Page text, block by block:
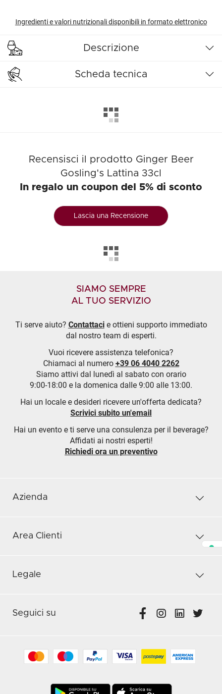
Ingredienti e valori nutrizionali disponibili in formato elettronico
Descrizione
Scheda tecnica
Recensisci il prodotto Ginger Beer
Gosling's Lattina 33cl
In regalo un coupon del 5% di sconto
Lascia una Recensione
SIAMO SEMPRE
AL TUO SERVIZIO
Ti serve aiuto? Contattacie ottieni supporto immediato
dal nostro team di esperti.
Vuoi ricevere assistenza telefonica?
Chiamaci al numero +39 06 4040 2262
Siamo attivi dal lunedì al sabato con orario
9:00-18:00 e la domenica dalle 9:00 alle 13:00.
Hai un locale e desideri ricevere un'offerta dedicata?
Scrivici subito un'email
Hai un evento e ti serve una consulenza per il beverage?
Affidati ai nostri esperti!
Richiedi ora un preventivo
Azienda
Area Clienti
Legale
Seguici su